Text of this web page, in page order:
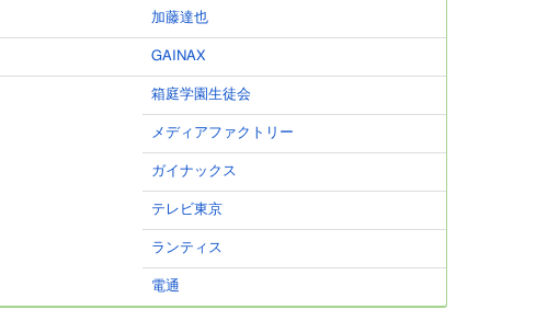
加藤達也
GAINAX
箱庭学園生徒会
メディアファクトリー
ガイナックス
テレビ東京
ランティス
電通